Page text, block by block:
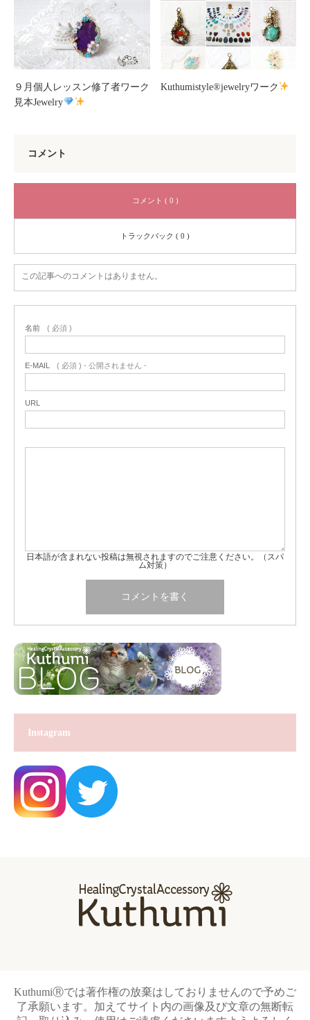
９月個人レッスン修了者ワーク
見本Jewelry
Kuthumistyle®️jewelryワーク
コメント
コメント ( 0 )
トラックバック ( 0 )
この記事へのコメントはありません。
名前 ( 必須 )
E-MAIL ( 必須 ) - 公開されません -
URL
日本語が含まれない投稿は無視されますのでご注意ください。（スパ
ム対策）
Instagram
KuthumiⓇでは著作権の放棄はしておりませんので予めご
了承願います。加えてサイト内の画像及び文章の無断転